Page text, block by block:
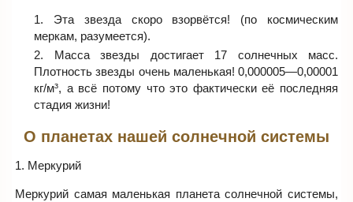
Эта звезда скоро взорвётся! (по космическим
меркам, разумеется).
Масса звезды достигает 17 солнечных масс.
Плотность звезды очень маленькая! 0,000005—0,00001
кг/м³, а всё потому что это фактически её последняя
стадия жизни!
О планетах нашей солнечной системы
1. Меркурий
Меркурий самая маленькая планета солнечной системы,